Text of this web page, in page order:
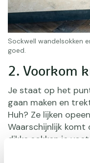
2. Voorkom
Je staat op het
gaan maken en
Huh? Ze lijken
Waarschijnlijk
dikke sokken je
juiste
Sockwell wandelsokken
goed.